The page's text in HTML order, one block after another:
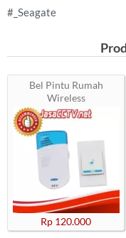
Seagate
Bel Pintu Rumah
Wireless
Rp 120.000